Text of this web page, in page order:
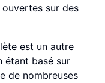
sur des
est un autre
étant basé sur
de nombreuses